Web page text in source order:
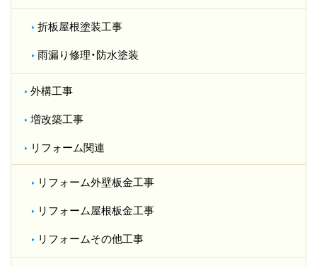
折板屋根塗装工事
雨漏り修理・防水塗装
外構工事
増改築工事
リフォーム関連
リフォーム外壁板金工事
リフォーム屋根板金工事
リフォームその他工事